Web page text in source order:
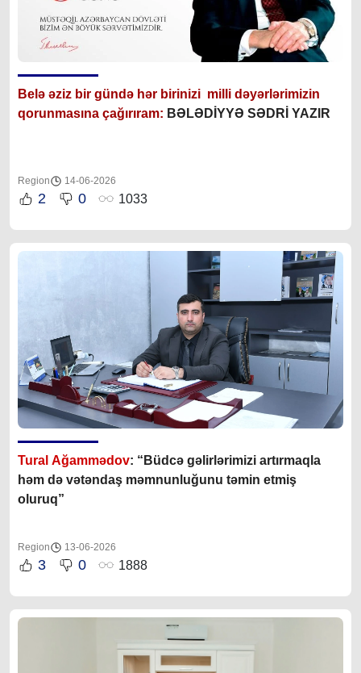
Bel ə əziz bir gündə hər birinizi milli dəyərlərimizin
qorunmasına çağırıram: BƏLƏDİYYƏ SƏDRİ YAZIR
Region 14-06-2026
2 0 1033
Tural Ağammədov: “Büdcə gəlirlərimizi artırmaqla
həm də vətəndaş məmnunluğunu təmin etmiş
oluruq”
Region 13-06-2026
3 0 1888